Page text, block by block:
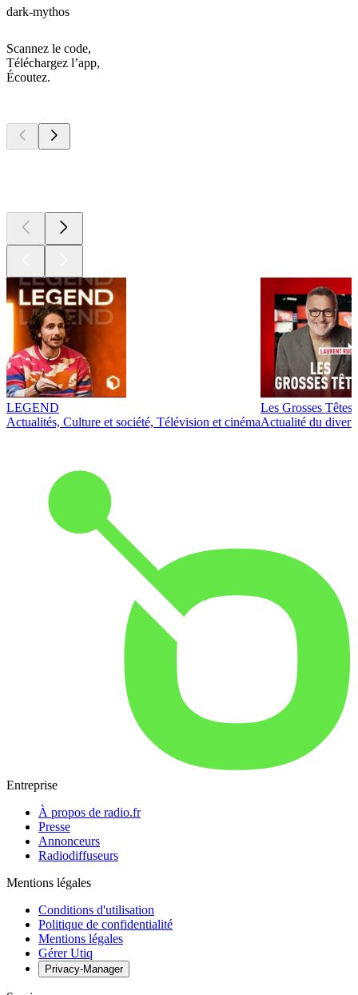
dark-mythos
Scannez le code,
Téléchargez l’app,
Écoutez.
LEGEND
Actualités, Culture et société, Télévision et cinéma
Les Grosses Têtes
Actualité du
Entreprise
À propos de radio.fr
Presse
Annonceurs
Radiodiffuseurs
Mentions légales
Conditions d'utilisation
Politique de confidentialité
Mentions légales
Gérer Utiq
Privacy-Manager